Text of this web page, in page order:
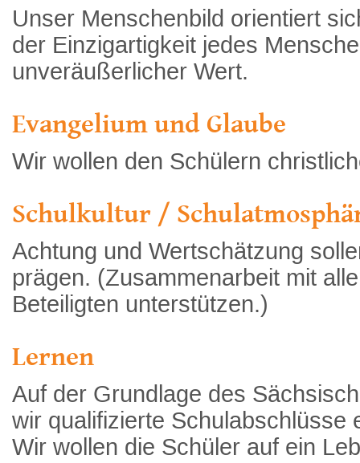
Unser Menschenbild orientiert
der Einzigartigkeit jedes
unveräußerlicher Wert.
Evangelium und Glaube
Wir wollen den Schülern
Schulkultur /
Achtung und Wertschätzung
prägen. (Zusammenarbeit mit
Beteiligten unterstützen.)
Lernen
Auf der Grundlage des
wir qualifizierte Schulabschlüsse
Wir wollen die Schüler auf ein